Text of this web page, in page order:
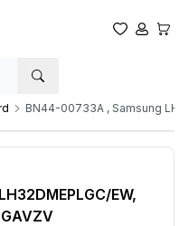
Favorilerim
Hesabım
BN44-00733A , Samsung
EW,